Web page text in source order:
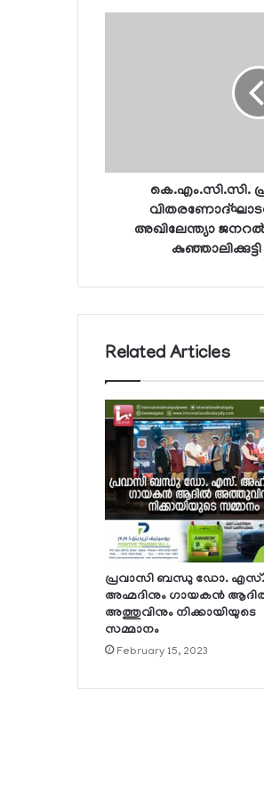
കെ.എം.സി.സി.
അഖിലേന്ത്യാ ജനറല്‍
Related Articles
പ്രവാസി ബന്ധു ഡോ. എസ്.
അഹ്മദിനും ഗായകന്‍
അത്തുവിനും നിക്കായിയുടെ
സമ്മാനം
February 15, 2023